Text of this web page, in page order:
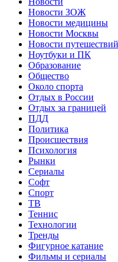
Новости ЗОЖ
Новости медицины
Новости Москвы
Новости путешествий
Ноутбуки и ПК
Образование
Общество
Около спорта
Отдых в России
Отдых за границей
ПДД
Политика
Происшествия
Психология
Рынки
Сериалы
Софт
Спорт
ТВ
Теннис
Технологии
Тренды
Фигурное катание
Фильмы и сериалы